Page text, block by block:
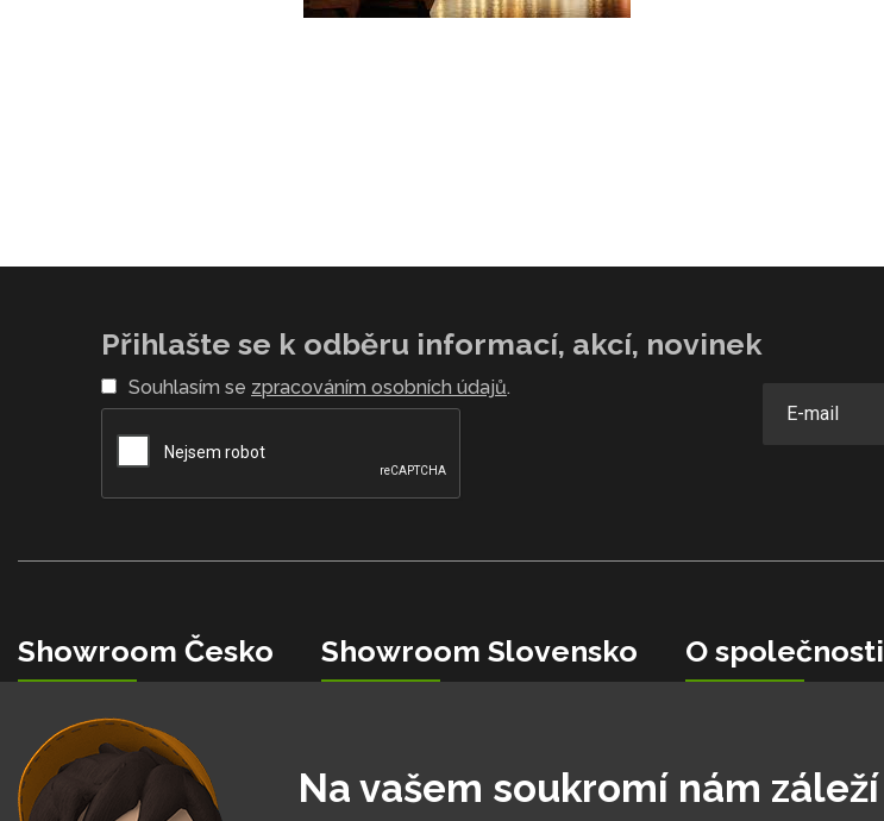
Přihlašte se k odběru informací, akcí, novinek
Souhlasím se zpracováním osobních údajů.
Showroom Česko
+420 734 853 482
info@hobbytec.cz
U Mototechny, 251 62
Tehovec - Říčany u Prahy
Showroom Slovensko
Bardejovská 2046/28, 080 06
Ľubotice - Prešov
O společnosti
Ochranná známka
Cíle pro rok 2026
Na vašem soukromí nám záleží